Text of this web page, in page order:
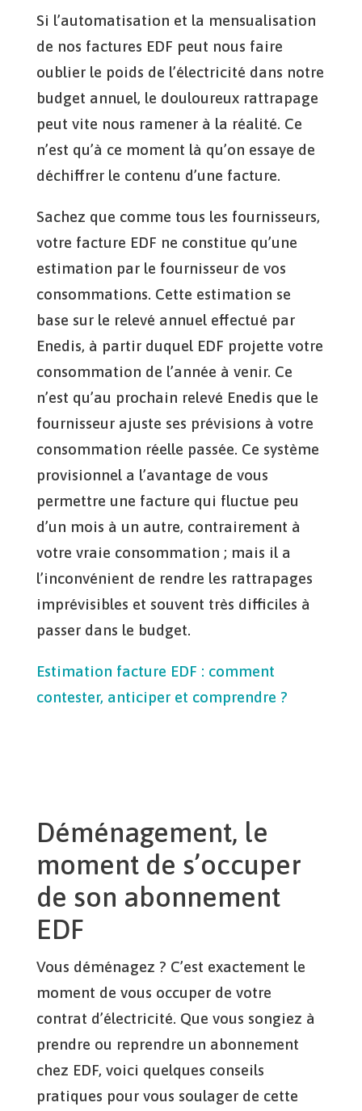
Si l’automatisation et la mensualisation
de nos factures EDF peut nous faire
oublier le poids de l’électricité dans notre
budget annuel, le douloureux rattrapage
peut vite nous ramener à la réalité. Ce
n’est qu’à ce moment là qu’on essaye de
déchiffrer le contenu d’une facture.
Sachez que comme tous les fournisseurs,
votre facture EDF ne constitue qu’une
estimation par le fournisseur de vos
consommations. Cette estimation se
base sur le relevé annuel effectué par
Enedis, à partir duquel EDF projette votre
consommation de l’année à venir. Ce
n’est qu’au prochain relevé Enedis que le
fournisseur ajuste ses prévisions à votre
consommation réelle passée. Ce système
provisionnel a l’avantage de vous
permettre une facture qui fluctue peu
d’un mois à un autre, contrairement à
votre vraie consommation ; mais il a
l’inconvénient de rendre les rattrapages
imprévisibles et souvent très difficiles à
passer dans le budget.
Estimation facture EDF : comment
contester, anticiper et comprendre ?
Déménagement, le
moment de s’occuper
de son abonnement
EDF
Vous déménagez ? C’est exactement le
moment de vous occuper de votre
contrat d’électricité. Que vous songiez à
prendre ou reprendre un abonnement
chez EDF, voici quelques conseils
pratiques pour vous soulager de cette